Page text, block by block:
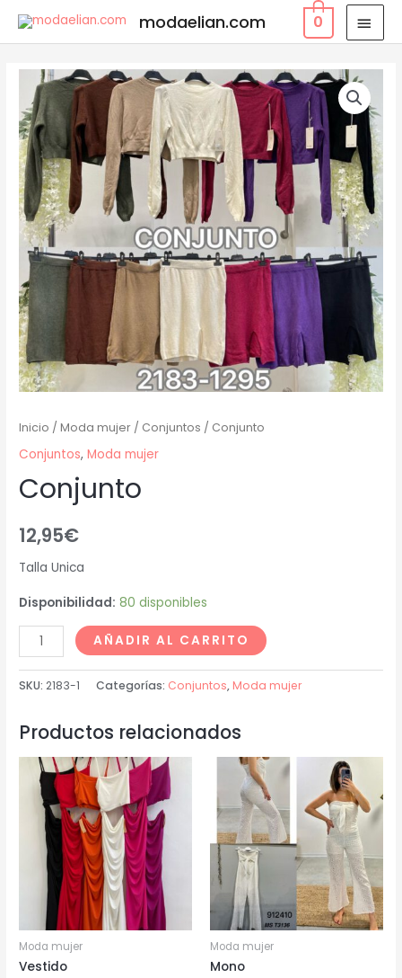
modaelian.com 0
Inicio /Moda mujer / Conjuntos / Conjunto
Conjuntos,Moda mujer
Conjunto
12,95€
Talla Unica
Disponibilidad: 80 disponibles
AÑADIR AL CARRITO
SKU:2183-1 Categorías: Conjuntos, Moda mujer
Productos relacionados
Moda mujer
Vestido
Moda mujer
Mono